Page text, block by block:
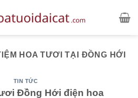
HOA TƯƠI TẠI ĐỒNG HỚI
TIN TỨC
Đồng Hới điện hoa